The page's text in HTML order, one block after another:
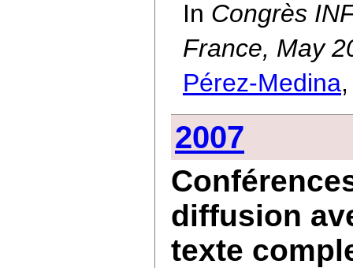
In Congrès
France, May
Pérez-Medina
2007
diffusion
texte